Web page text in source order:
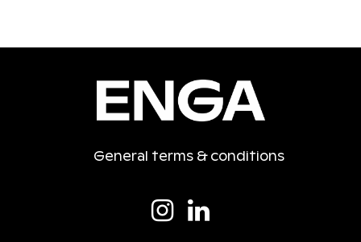
General terms & conditions